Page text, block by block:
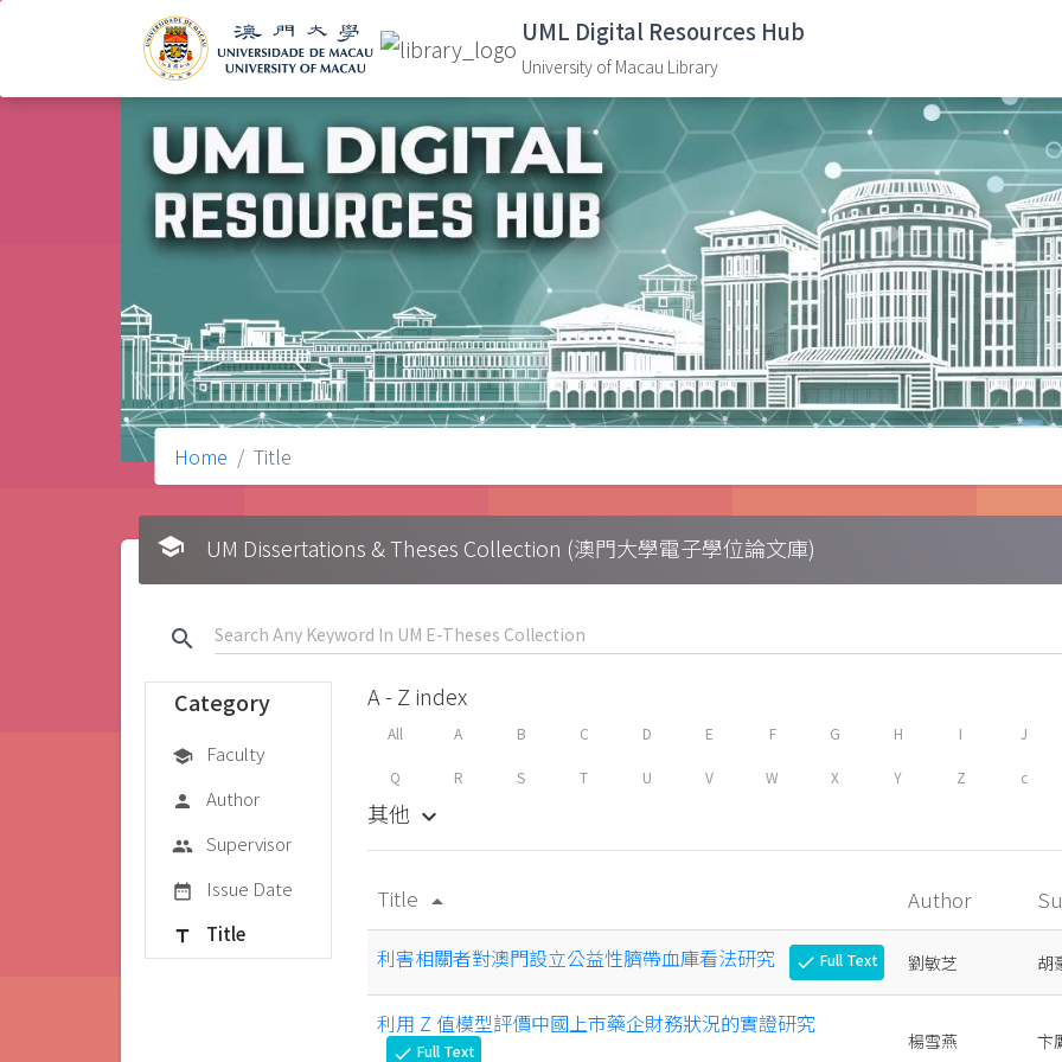
UML Digital Resources Hub
University of Macau Library
Home Title
school UM Dissertations & Theses Collection (澳門大學電子學位論文庫)
search
Category
school Faculty
person Author
group Supervisor
date_range Issue Date
title Title
A - Z index
All A B C D E F G H I J
Q R S T U V W X Y Z c
其他 keyboard_arrow_down
Title arrow_drop_up Author
利害相關者對澳門設立公益性臍帶血庫看法研究 check Full Text 劉敏芝 胡
利用 Z 值模型評價中國上市藥企財務狀況的實證研究
check Full Text 楊雪燕 卞